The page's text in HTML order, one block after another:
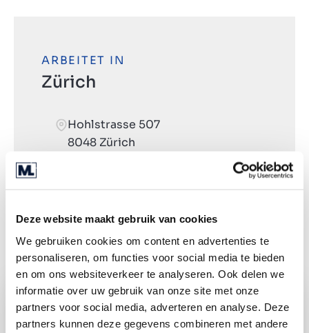
Deze website maakt gebruik van cookies
We gebruiken cookies om content en advertenties te
personaliseren, om functies voor social media te bieden
en om ons websiteverkeer te analyseren. Ook delen we
informatie over uw gebruik van onze site met onze
partners voor social media, adverteren en analyse. Deze
partners kunnen deze gegevens combineren met andere
ARBEITET IN
Zürich
Hohlstrasse 507
8048 Zürich